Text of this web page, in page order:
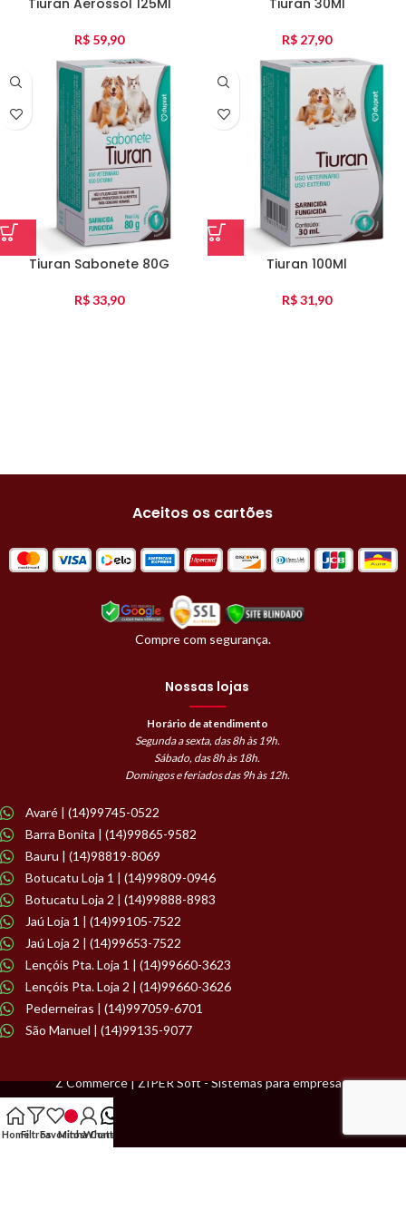
Tiuran Aerossol 125Ml
R$ 59,90
Tiuran 30Ml
R$ 27,90
Tiuran Sabonete 80G
R$33,90
Tiuran 100Ml
R$31,90
Aceitos os cartões
Compre com segurança.
Nossas lojas
Horário de atendimento
Segunda a sexta, das 8h às 19h.
Sábado, das 8h às 18h.
Domingos e feriados das 9h às 12h.
Avaré | (14)99745-0522
Barra Bonita | (14)99865-9582
Bauru | (14)98819-8069
Botucatu Loja 1 | (14)99809-0946
Botucatu Loja 2 | (14)99888-8983
Jaú Loja 1 | (14)99105-7522
Jaú Loja 2 | (14)99653-7522
Lençóis Pta. Loja 1 | (14)99660-3623
Lençóis Pta. Loja 2 | (14)99660-3626
Pederneiras | (14)997059-6701
São Manuel | (14)99135-9077
Z Commerce | ZIPER Soft - Sistemas para empresas.
HomeFiltrosFavoritos
Minha Conta
WhatsApp